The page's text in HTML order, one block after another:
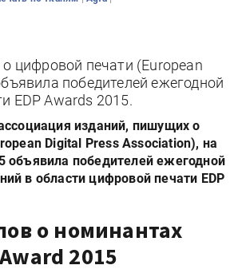
цифровой печати (European
победителей ежегодной
EDP Awards 2015.
изданий, пишущих о
Digital Press Association), на
объявила победителей ежегодной
в области цифровой печати EDP
о номинантах
2015